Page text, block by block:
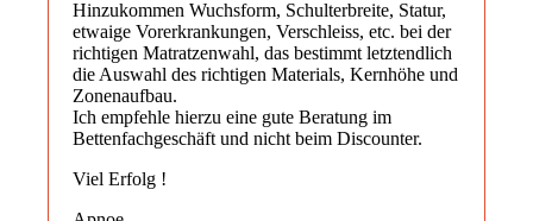
Hinzukommen Wuchsform, Schulterbreite, Statur,
etwaige Vorerkrankungen, Verschleiss, etc. bei der
richtigen Matratzenwahl, das bestimmt letztendlich
die Auswahl des richtigen Materials, Kernhöhe und
Zonenaufbau.
Ich empfehle hierzu eine gute Beratung im
Bettenfachgeschäft und nicht beim Discounter.
Viel Erfolg !